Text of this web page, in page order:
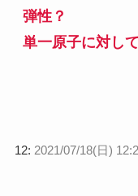
弾性？
単一原子に対し
12: 2021/07/18(日)